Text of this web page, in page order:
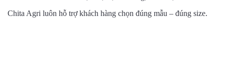
Chita Agri luôn hỗ trợ khách hàng chọn đúng mẫu – đúng size.